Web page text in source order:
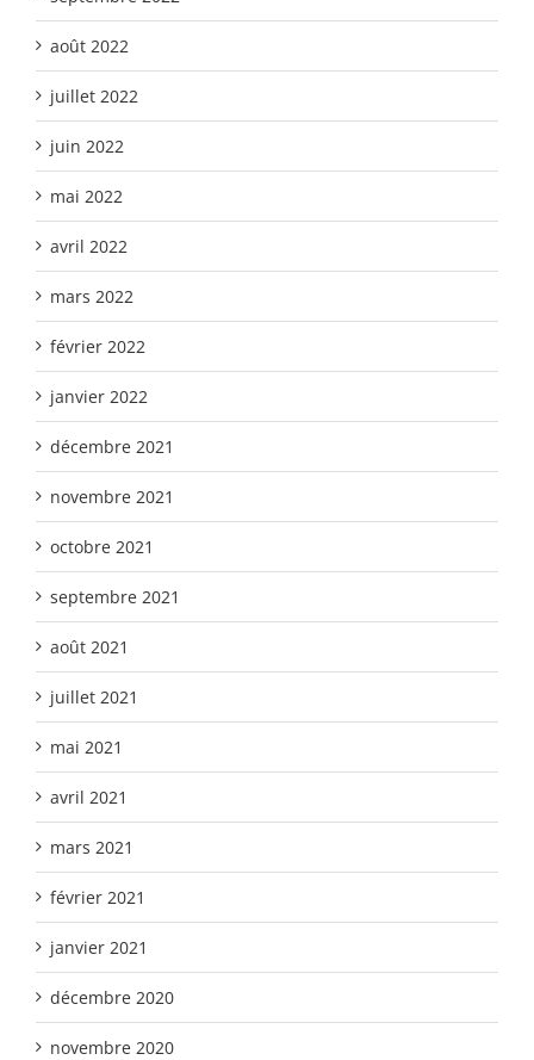
août 2022
juillet 2022
juin 2022
mai 2022
avril 2022
mars 2022
février 2022
janvier 2022
décembre 2021
novembre 2021
octobre 2021
septembre 2021
août 2021
juillet 2021
mai 2021
avril 2021
mars 2021
février 2021
janvier 2021
décembre 2020
novembre 2020